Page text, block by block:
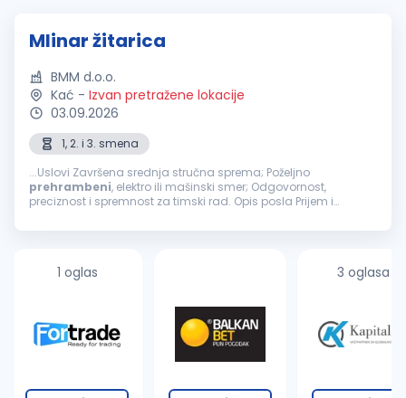
Mlinar žitarica
BMM d.o.o.
Kać - Izvan pretražene lokacije
03.09.2026
1, 2. i 3. smena
...Uslovi Završena srednja stručna sprema; Poželjno
prehrambeni, elektro ili mašinski smer; Odgovornost,
preciznost i spremnost za timski rad. Opis posla Prijem i
pšenice; Praćenje...
1 oglas 3 oglasa